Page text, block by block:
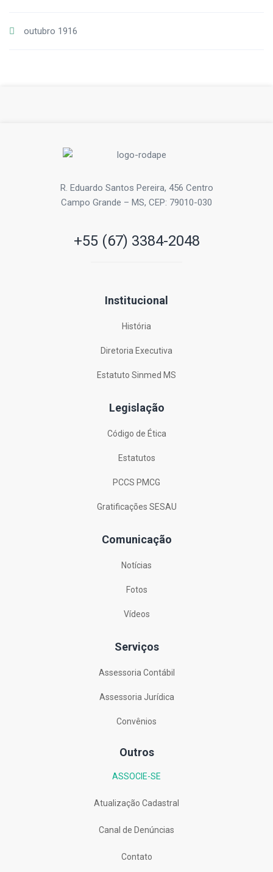
outubro 1916
R. Eduardo Santos Pereira, 456 Centro
Campo Grande – MS, CEP: 79010-030
+55 (67) 3384-2048
Institucional
História
Diretoria Executiva
Estatuto Sinmed MS
Legislação
Código de Ética
Estatutos
PCCS PMCG
Gratificações SESAU
Comunicação
Notícias
Fotos
Vídeos
Serviços
Assessoria Contábil
Assessoria Jurídica
Convênios
Outros
ASSOCIE-SE
Atualização Cadastral
Canal de Denúncias
Contato